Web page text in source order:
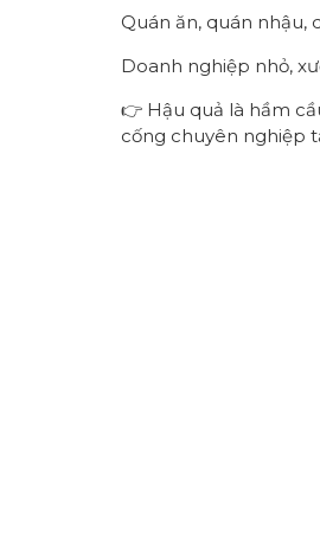
Quán ăn, quán nhậu,
Doanh nghiệp nhỏ,
👉 Hậu quả là hầm
cống chuyên nghiệp